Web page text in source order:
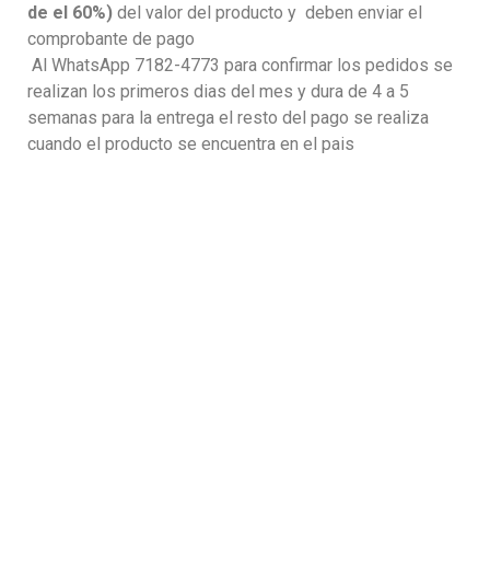
de el 60%) del valor del producto y deben enviar el
comprobante de pago
Al WhatsApp 7182-4773 para confirmar los pedidos se
realizan los primeros dias del mes y dura de 4 a 5
semanas para la entrega el resto del pago se realiza
cuando el producto se encuentra en el pais